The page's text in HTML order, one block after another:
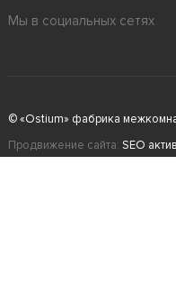
Мы в социальных сетях
© «Ostium» фабрика
Продвижение сайта: SEO актив